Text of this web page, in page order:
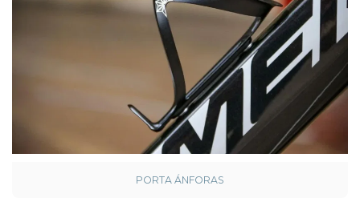
PORTA ÁNFORAS